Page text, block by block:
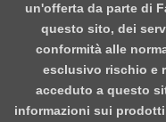
un'offerta da parte di
questo sito, dei
conformità alle
esclusivo rischio e
acceduto a questo
informazioni sui